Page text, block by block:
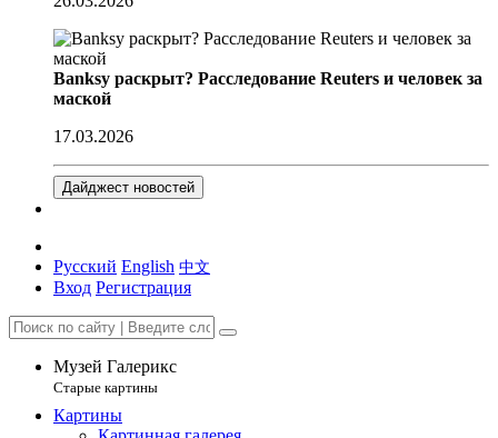
Banksy раскрыт? Расследование Reuters и человек за
маской
17.03.2026
Дайджест новостей
Русский English 中文
Вход Регистрация
Музей Галерикс
Старые картины
Картины